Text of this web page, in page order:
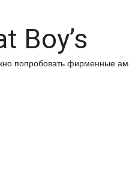
Boy’s
попробовать фирменные